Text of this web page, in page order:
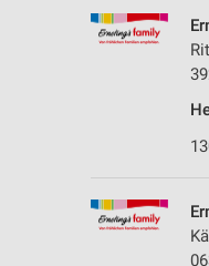
Verwendung genauer
Geräte anhand von
Funktional